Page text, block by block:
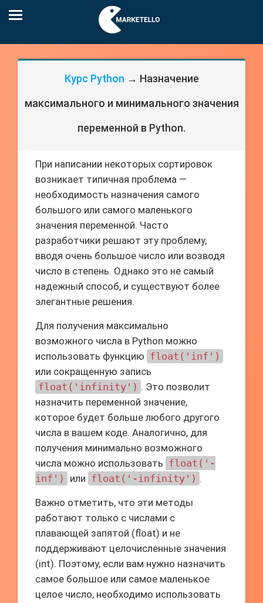
Курс Python → Назначение
максимального и минимального значения
переменной в Python.
При написании некоторых сортировок
возникает типичная проблема —
необходимость назначения самого
большого или самого маленького
значения переменной. Часто
разработчики решают эту проблему,
вводя очень большое число или возводя
число в степень. Однако это не самый
надежный способ, и существуют более
элегантные решения.
Для получения максимально
возможного числа в Python можно
использовать функцию float('inf')
или сокращенную запись
float('infinity') . Это позволит
назначить переменной значение,
которое будет больше любого другого
числа в вашем коде. Аналогично, для
получения минимально возможного
числа можно использовать float('-
inf')
или float('-infinity') .
Важно отметить, что эти методы
работают только с числами с
плавающей запятой (float) и не
поддерживают целочисленные значения
(int). Поэтому, если вам нужно назначить
самое большое или самое маленькое
целое число, необходимо использовать